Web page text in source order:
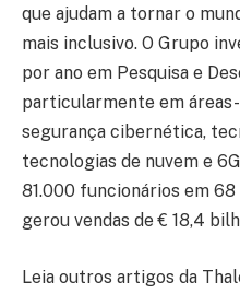
que ajudam a tornar o
mais inclusivo. O Grupo
por ano em Pesquisa e
particularmente em
segurança cibernética,
tecnologias de nuvem e
81.000 funcionários em 68
gerou vendas de € 18,4
Leia outros artigos da